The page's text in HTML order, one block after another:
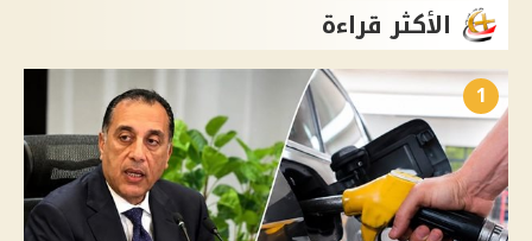
الأكثر قراءة
1